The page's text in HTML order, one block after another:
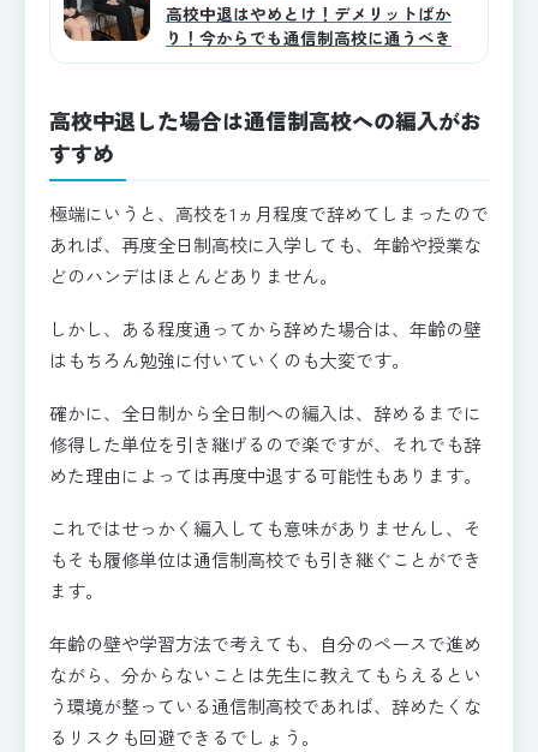
高校中退はやめとけ！デメリットばか
り！今からでも通信制高校に通うべき
高校中退した場合は通信制高校への編入がお
すすめ
極端にいうと、高校を1ヵ月程度で辞めてしまったので
あれば、再度全日制高校に入学しても、年齢や授業な
どのハンデはほとんどありません。
しかし、ある程度通ってから辞めた場合は、年齢の壁
はもちろん勉強に付いていくのも大変です。
確かに、全日制から全日制への編入は、辞めるまでに
修得した単位を引き継げるので楽ですが、それでも辞
めた理由によっては再度中退する可能性もあります。
これではせっかく編入しても意味がありませんし、そ
もそも履修単位は通信制高校でも引き継ぐことができ
ます。
年齢の壁や学習方法で考えても、自分のペースで進め
ながら、分からないことは先生に教えてもらえるとい
う環境が整っている通信制高校であれば、辞めたくな
るリスクも回避できるでしょう。